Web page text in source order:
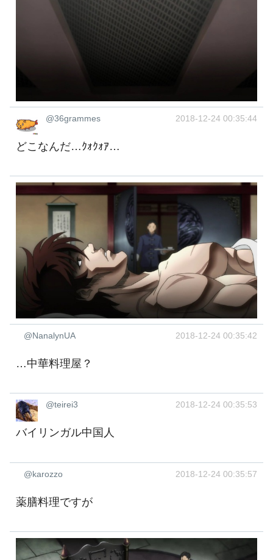
@36grammes 2018-12-24 00:35:44
どこなんだ…ｸｫｸｫｱ…
@NanalynUA 2018-12-24 00:35:42
…中華料理屋？
@teirei3 2018-12-24 00:35:53
バイリンガル中国人
@karozzo 2018-12-24 00:35:57
薬膳料理ですが